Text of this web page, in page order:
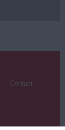
Contact